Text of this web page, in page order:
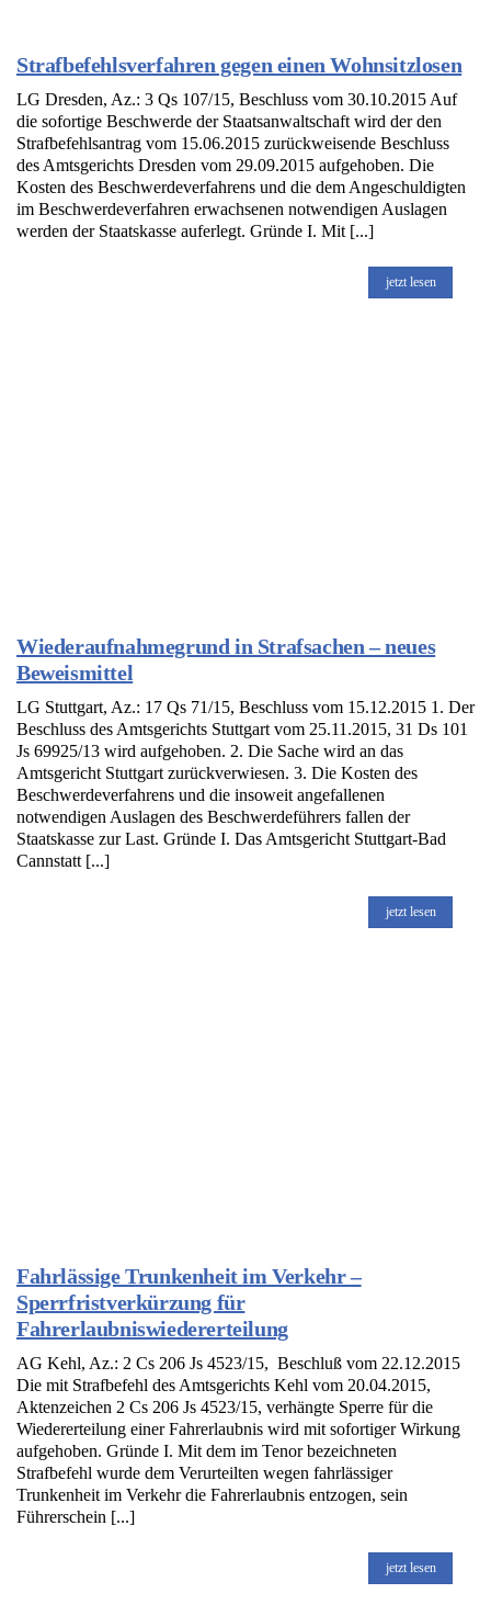
Strafbefehlsverfahren gegen einen Wohnsitzlosen
LG Dresden, Az.: 3 Qs 107/15, Beschluss vom 30.10.2015 Auf
die sofortige Beschwerde der Staatsanwaltschaft wird der den
Strafbefehlsantrag vom 15.06.2015 zurückweisende Beschluss
des Amtsgerichts Dresden vom 29.09.2015 aufgehoben. Die
Kosten des Beschwerdeverfahrens und die dem Angeschuldigten
im Beschwerdeverfahren erwachsenen notwendigen Auslagen
werden der Staatskasse auferlegt. Gründe I. Mit [...]
jetzt lesen
Wiederaufnahmegrund in Strafsachen – neues
Beweismittel
LG Stuttgart, Az.: 17 Qs 71/15, Beschluss vom 15.12.2015 1. Der
Beschluss des Amtsgerichts Stuttgart vom 25.11.2015, 31 Ds 101
Js 69925/13 wird aufgehoben. 2. Die Sache wird an das
Amtsgericht Stuttgart zurückverwiesen. 3. Die Kosten des
Beschwerdeverfahrens und die insoweit angefallenen
notwendigen Auslagen des Beschwerdeführers fallen der
Staatskasse zur Last. Gründe I. Das Amtsgericht Stuttgart-Bad
Cannstatt [...]
jetzt lesen
Fahrlässige Trunkenheit im Verkehr –
Sperrfristverkürzung für
Fahrerlaubniswiedererteilung
AG Kehl, Az.: 2 Cs 206 Js 4523/15, Beschluß vom 22.12.2015
Die mit Strafbefehl des Amtsgerichts Kehl vom 20.04.2015,
Aktenzeichen 2 Cs 206 Js 4523/15, verhängte Sperre für die
Wiedererteilung einer Fahrerlaubnis wird mit sofortiger Wirkung
aufgehoben. Gründe I. Mit dem im Tenor bezeichneten
Strafbefehl wurde dem Verurteilten wegen fahrlässiger
Trunkenheit im Verkehr die Fahrerlaubnis entzogen, sein
Führerschein [...]
jetzt lesen